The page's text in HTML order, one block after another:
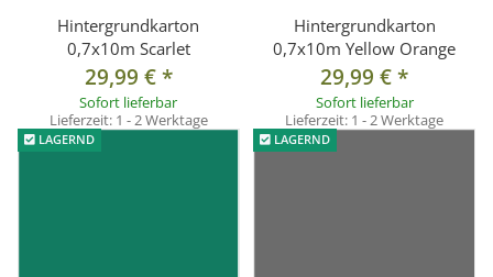
Hintergrundkarton
0,7x10m Scarlet
29,99 €*
Sofort lieferbar
Lieferzeit: 1 - 2 Werktage
Hintergrundkarton
0,7x10m Yellow Orange
29,99 €*
Sofort lieferbar
Lieferzeit: 1 - 2 Werktage
LAGERND LAGERND